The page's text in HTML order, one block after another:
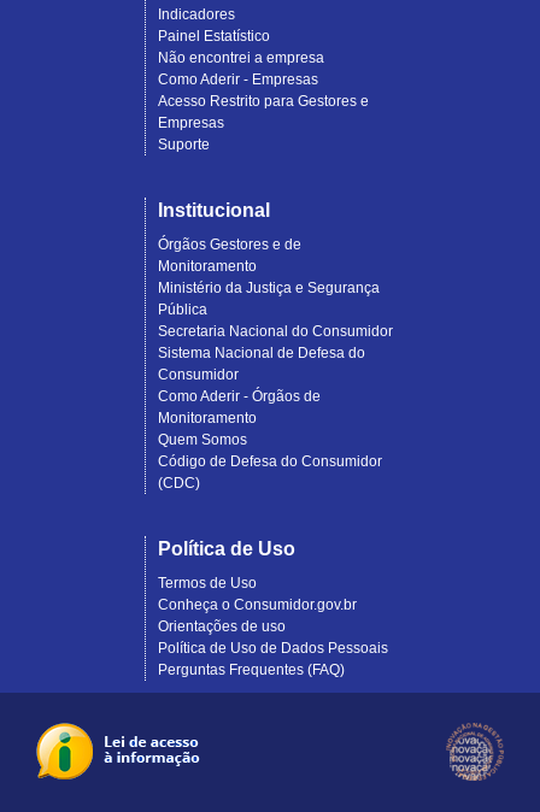
Indicadores
Painel Estatístico
Não encontrei a empresa
Como Aderir - Empresas
Acesso Restrito para Gestores e
Empresas
Suporte
Institucional
Órgãos Gestores e de
Monitoramento
Ministério da Justiça e Segurança
Pública
Secretaria Nacional do Consumidor
Sistema Nacional de Defesa do
Consumidor
Como Aderir - Órgãos de
Monitoramento
Quem Somos
Código de Defesa do Consumidor
(CDC)
Política de Uso
Termos de Uso
Conheça o Consumidor.gov.br
Orientações de uso
Política de Uso de Dados Pessoais
Perguntas Frequentes (FAQ)